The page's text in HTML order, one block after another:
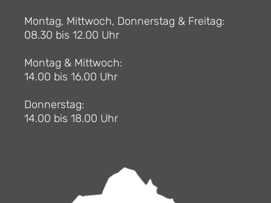
Montag, Mittwoch, Donnerstag & Freitag:
08.30 bis 12.00 Uhr
Montag & Mittwoch:
14.00 bis 16.00 Uhr
Donnerstag:
14.00 bis 18.00 Uhr